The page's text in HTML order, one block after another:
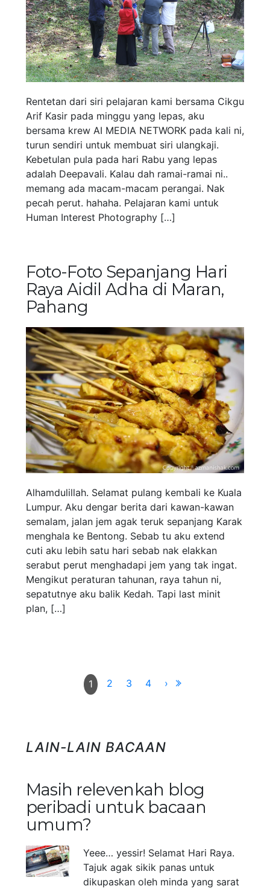
Rentetan dari siri pelajaran kami bersama Cikgu
Arif Kasir pada minggu yang lepas, aku
bersama krew AI MEDIA NETWORK pada kali ni,
turun sendiri untuk membuat siri ulangkaji.
Kebetulan pula pada hari Rabu yang lepas
adalah Deepavali. Kalau dah ramai-ramai ni..
memang ada macam-macam perangai. Nak
pecah perut. hahaha. Pelajaran kami untuk
Human Interest Photography […]
Foto-Foto Sepanjang Hari
Raya Aidil Adha di Maran,
Pahang
Alhamdulillah. Selamat pulang kembali ke Kuala
Lumpur. Aku dengar berita dari kawan-kawan
semalam, jalan jem agak teruk sepanjang Karak
menghala ke Bentong. Sebab tu aku extend
cuti aku lebih satu hari sebab nak elakkan
serabut perut menghadapi jem yang tak ingat.
Mengikut peraturan tahunan, raya tahun ni,
sepatutnye aku balik Kedah. Tapi last minit
plan, […]
1 2 3 4 ›
LAIN-LAIN BACAAN
Masih relevenkah blog
peribadi untuk bacaan
umum?
Yeee… yessir! Selamat Hari Raya.
Tajuk agak sikik panas untuk
dikupaskan oleh minda yang sarat